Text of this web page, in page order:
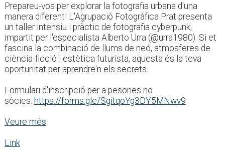
Prepareu-vos per explorar la fotografia urbana d'una
manera diferent! L'Agrupació Fotogràfica Prat presenta
un taller intensiu i pràctic de fotografia cyberpunk,
impartit per l'especialista Alberto Urra (@urra1980). Si et
fascina la combinació de llums de neó, atmosferes de
ciència-ficció i estètica futurista, aquesta és la teva
oportunitat per aprendre'n els secrets.
Formulari d'inscripció per a pesones no
sòcies: https://forms.gle/SgitqoYg3DY5MNwv9
Veure més
Link